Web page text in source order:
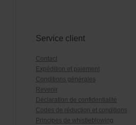
Service client
Contact
Expédition et paiement
Conditions générales
Revenir
Déclaration de confidentialité
Codes de réduction et conditions
Principes de whistleblowing